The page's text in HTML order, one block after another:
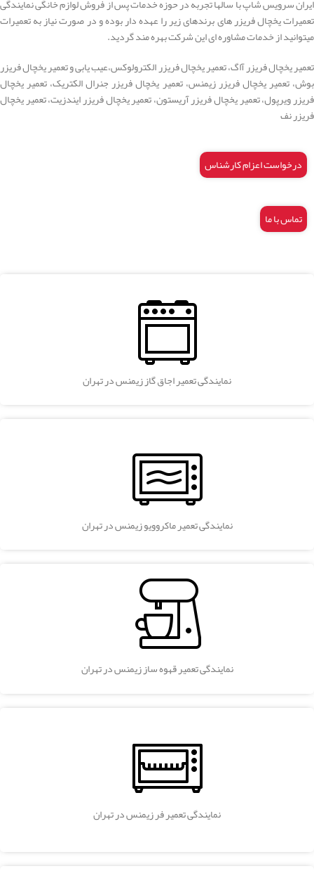
ایران سرویس شاپ با سالها تجربه در حوزه خدمات پس از فروش لوازم خانگی نمایندگی
تعمیرات یخچال فریزر های برندهای زیر را عهده دار بوده و در صورت نیاز به تعمیرات
میتوانید از خدمات مشاوره ای این شرکت بهره مند گردید.
تعمیر یخچال فریزر آاگ، تعمیر یخچال فریزر الکترولوکس،عیب یابی و تعمیر یخچال فریزر
بوش، تعمیر یخچال فریزر زیمنس، تعمیر یخچال فریزر جنرال الکتریک، تعمیر یخچال
فریزر ویرپول، تعمیر یخچال فریزر آریستون، تعمیر یخچال فریزر ایندزیت، تعمیر یخچال
فریزر نف
درخواست اعزام کارشناس
تماس با ما
نمایندگی تعمیر اجاق گاز زیمنس در تهران
نمایندگی تعمیر ماکروویو زیمنس در تهران
نمایندگی تعمیر قهوه ساز زیمنس در تهران
نمایندگی تعمیر فر زیمنس در تهران